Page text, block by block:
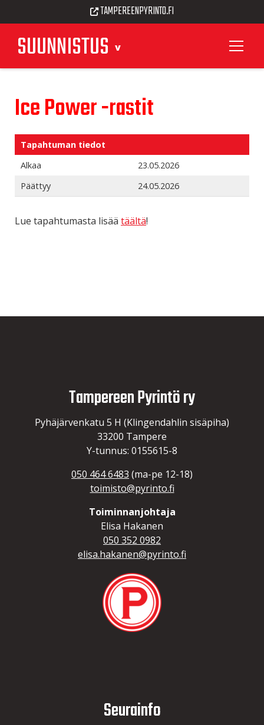
SUUNNISTUS
TAMPEREENPYRINTO.FI
Ice Power -rastit
Tapahtuman tiedot
Alkaa
23.05.2026
Päättyy
24.05.2026
Lue tapahtumasta lisää täältä!
Tampereen Pyrintö ry
Pyhäjärvenkatu 5 H (Klingendahlin sisäpiha)
33200 Tampere
Y-tunnus: 0155615-8
050 464 6483 (ma-pe 12-18)
toimisto@pyrinto.fi
Toiminnanjohtaja
Elisa Hakanen
050 352 0982
elisa.hakanen@pyrinto.fi
Seurainfo